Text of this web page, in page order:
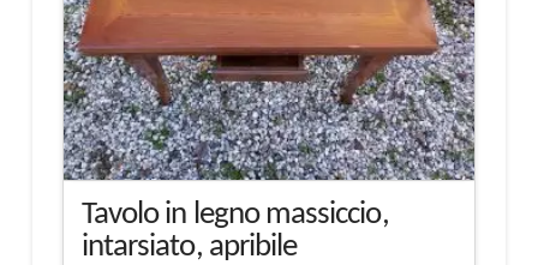
Tavolo in legno massiccio,
intarsiato, apribile